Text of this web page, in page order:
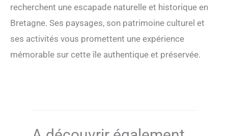
recherchent une escapade naturelle et historique en
Bretagne. Ses paysages, son patrimoine culturel et
ses activités vous promettent une expérience
mémorable sur cette île authentique et préservée.